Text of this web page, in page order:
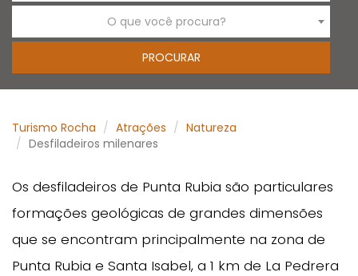
O que você procura?
Turismo Rocha Atrações
Natureza
Desfiladeiros milenares
Os desfiladeiros de Punta Rubia são particulares
formações geológicas de grandes dimensões
que se encontram principalmente na zona de
Punta Rubia e Santa Isabel, a 1 km de La Pedrera